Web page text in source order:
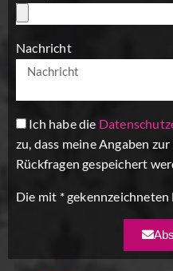
Nachricht
Ich habe die
zu, dass meine Angaben
Rückfragen gespeichert
Die mit *